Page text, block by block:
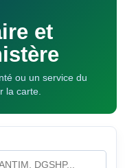
et
ou un service du
la carte.